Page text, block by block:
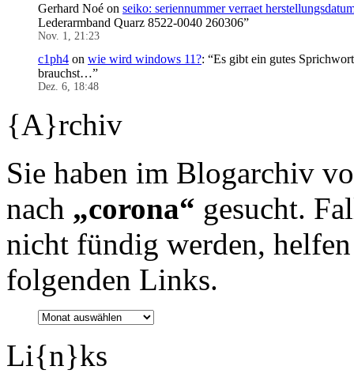
Gerhard Noé on seiko: seriennummer verraet
Lederarmband Quarz 8522-0040 260306”
Nov. 1, 21:23
c1ph4 on wie wird windows 11?: “Es gibt ein gutes
brauchst…”
Dez. 6, 18:48
{A}rchiv
Sie haben im Blogarchiv
nach „corona“ gesucht.
nicht fündig werden,
folgenden Links.
Li{n}ks